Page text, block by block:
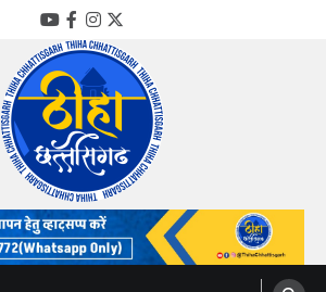
YouTube
Facebook
Instagram
Twitter
Thiha Chhattisgarh
गोठ जन-जन के